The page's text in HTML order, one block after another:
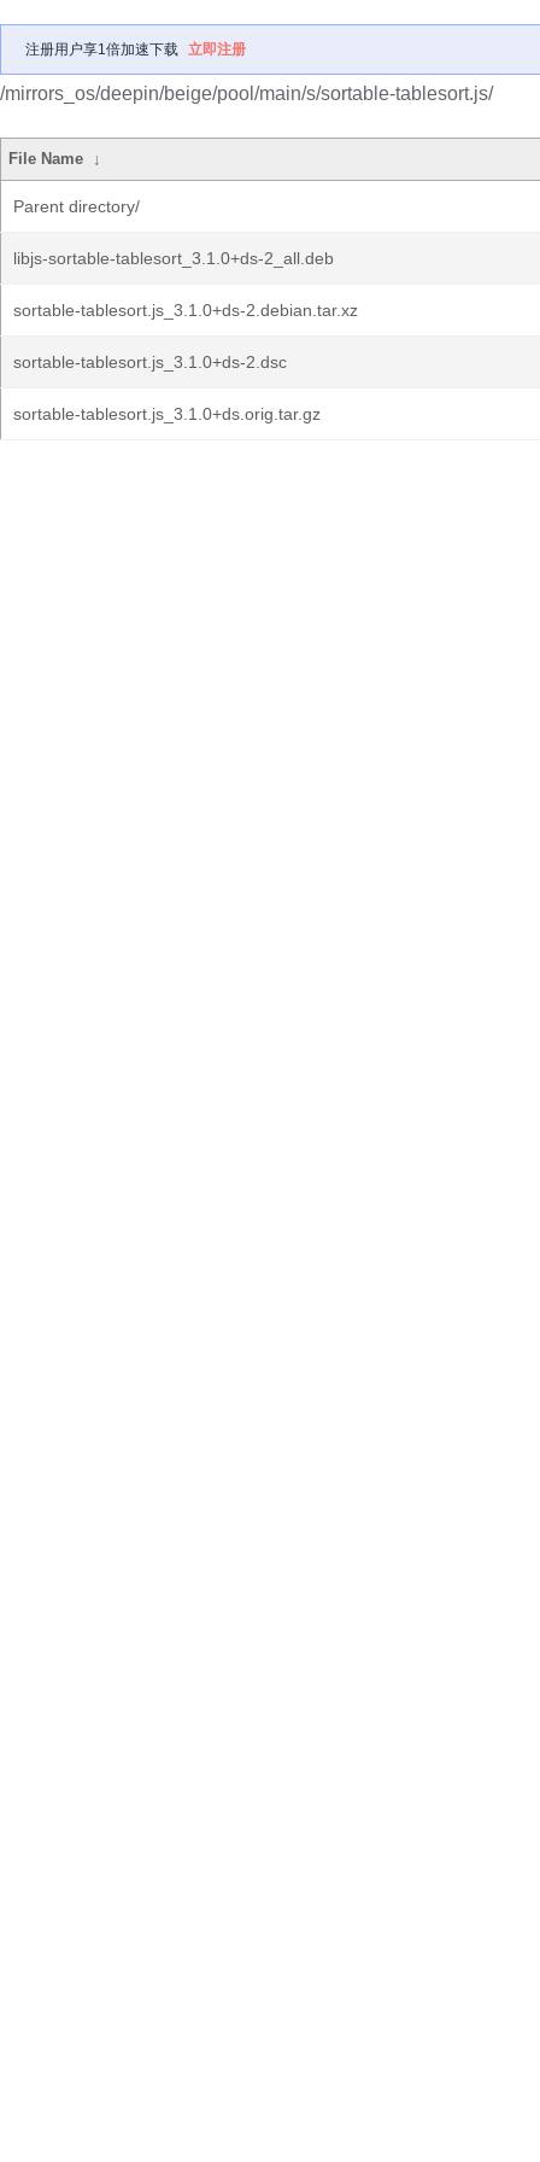
注册用户享1倍加速下载 立即注册
/mirrors_os/deepin/beige/pool/main/s/sortable-tablesort.js/
File Name ↓
Parent directory/
libjs-sortable-tablesort_3.1.0+ds-2_all.deb
sortable-tablesort.js_3.1.0+ds-2.debian.tar.xz
sortable-tablesort.js_3.1.0+ds-2.dsc
sortable-tablesort.js_3.1.0+ds.orig.tar.gz